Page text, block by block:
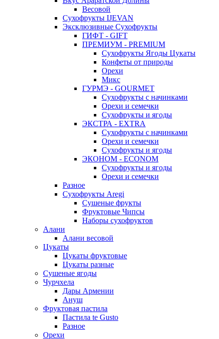
Весовой
Сухофрукты IJEVAN
Эксклюзивные Сухофрукты
ГИФТ - GIFT
ПРЕМИУМ - PREMIUM
Сухофрукты Ягоды Цукаты
Конфеты от природы
Орехи
Микс
ГУРМЭ - GOURMET
Сухофрукты с начинками
Орехи и семечки
Сухофрукты и ягоды
ЭКСТРА - EXTRA
Сухофрукты с начинками
Орехи и семечки
Сухофрукты и ягоды
ЭКОНОМ - ECONOM
Сухофрукты и ягоды
Орехи и семечки
Разное
Сухофрукты Aregi
Сушеные фрукты
Фруктовые Чипсы
Наборы сухофруктов
Алани
Алани весовой
Цукаты
Цукаты фруктовые
Цукаты разные
Сушеные ягоды
Чурчхела
Дары Армении
Ануш
Фруктовая пастила
Пастила te Gusto
Разное
Орехи